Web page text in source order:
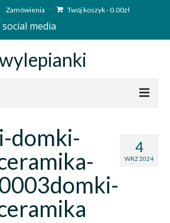
Zamówienia Twój koszyk-0.00zł
media
4
WRZ 2024
domki-